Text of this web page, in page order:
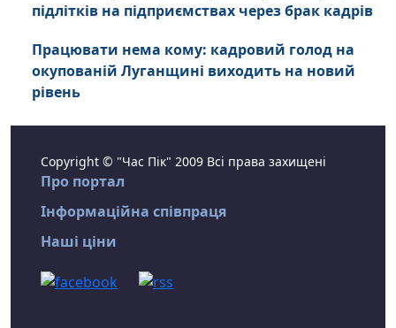
підлітків на підприємствах через брак кадрів
Працювати нема кому: кадровий голод на
окупованій Луганщині виходить на новий
рівень
Copyright © "Час Пік" 2009 Всі права захищені
Про портал
Інформаційна співпраця
Наші ціни